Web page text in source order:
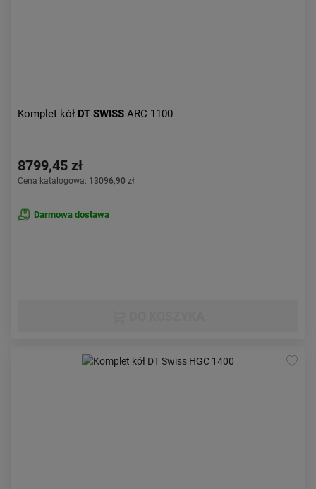
Komplet kół DT SWISS ARC 1100
8799,45 zł
Cena katalogowa: 13096,90 zł
Darmowa dostawa